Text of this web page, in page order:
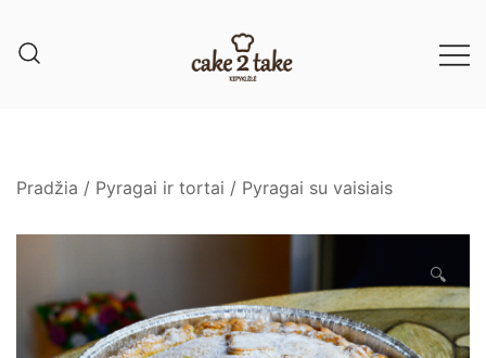
Pradžia / Pyragai ir tortai / Pyragai su vaisiais
🔍